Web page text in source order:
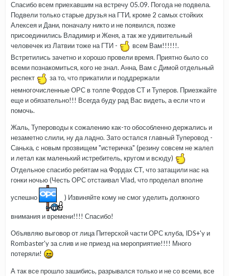
Спасибо всем приехавшим на встречу 05.09. Погода не подвела.
Подвели только старые друзья на ГТИ, кроме 2 самых стойких
Алексея и Дани, поначалу никто и не появился, позже
присоединились Владимир и Женя, а так же удивительный
человечек из Латвии тоже на ГТИ -
всем Вам!!!!!!.
Встретились зачетно и хорошо провели время. Приятно было со
всеми познакомиться, кого не знал. Анна, Вам с Димой отдельный
респект
за то, что прикатили и поддрержали
немногочисленные ОРС в толпе Фордов СТ и Туперов. Приезжайте
еще и обязательно!!! Всегда буду рад Вас видеть, а если что и
помочь.
Жаль, Тупероводы к сожалению как-то обособленно держались и
незаметно слили, ну да ладно. Зато остался главный Туперовод -
Санька, с новым прозвищем "истеричка" (резину совсем не жалел
и летал как маленький истребитель, кругом и всюду)
Отдельное спасибо ребятам на Фордах СТ, что затащили нас на
гонки ночью (Честь ОРС отстаивал Vlad, что проделал вполне
успешно ) Извиняйте кому не смог уделить должного
внимания и времени!!!! Спасибо!
Объявляю выговор от лица Питерской части ОРС клуба, IDS+'y и
Rombaster'y за слив и не приезд на мероприятие!!!! Много
потеряли!
А так все прошло зашибись, разрывался только и не со всеми, все